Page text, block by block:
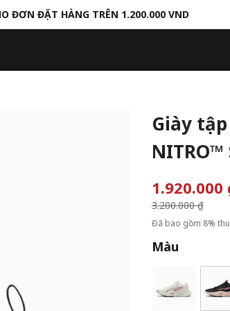
ĐƠN ĐẶT HÀNG TRÊN 1.200.000 VND
Giày
NITRO™
1.920.000
3.200.000 ₫
đến
Đã bao gồm 8%
Màu